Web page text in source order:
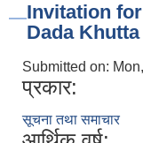
Invitation
Dada
Submitted on:
प्रकार:
सूचना तथा समाचार